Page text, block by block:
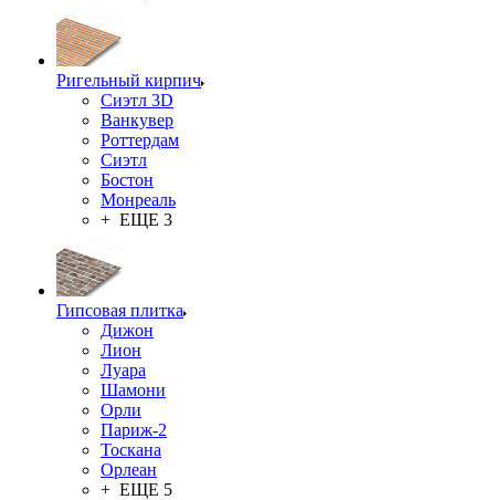
Ригельный кирпич
Сиэтл 3D
Ванкувер
Роттердам
Сиэтл
Бостон
Монреаль
+ ЕЩЕ 3
Гипсовая плитка
Дижон
Лион
Луара
Шамони
Орли
Париж-2
Тоскана
Орлеан
+ ЕЩЕ 5